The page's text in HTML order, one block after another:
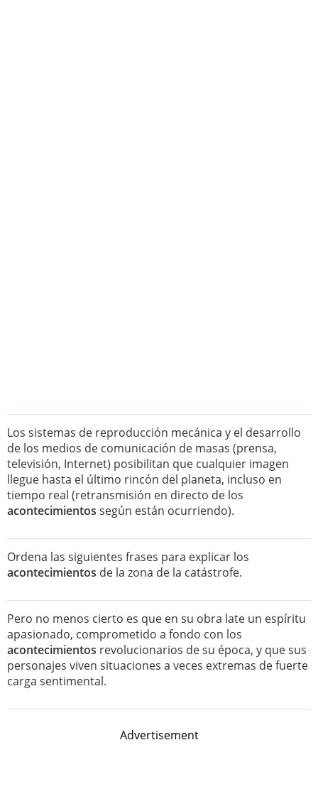
Los sistemas de reproducción mecánica y el desarrollo
de los medios de comunicación de masas (prensa,
televisión, Internet) posibilitan que cualquier imagen
llegue hasta el último rincón del planeta, incluso en
tiempo real (retransmisión en directo de los
acontecimientos según están ocurriendo).
Ordena las siguientes frases para explicar los
acontecimientos de la zona de la catástrofe.
Pero no menos cierto es que en su obra late un espíritu
apasionado, comprometido a fondo con los
acontecimientos revolucionarios de su época, y que sus
personajes viven situaciones a veces extremas de fuerte
carga sentimental.
Advertisement